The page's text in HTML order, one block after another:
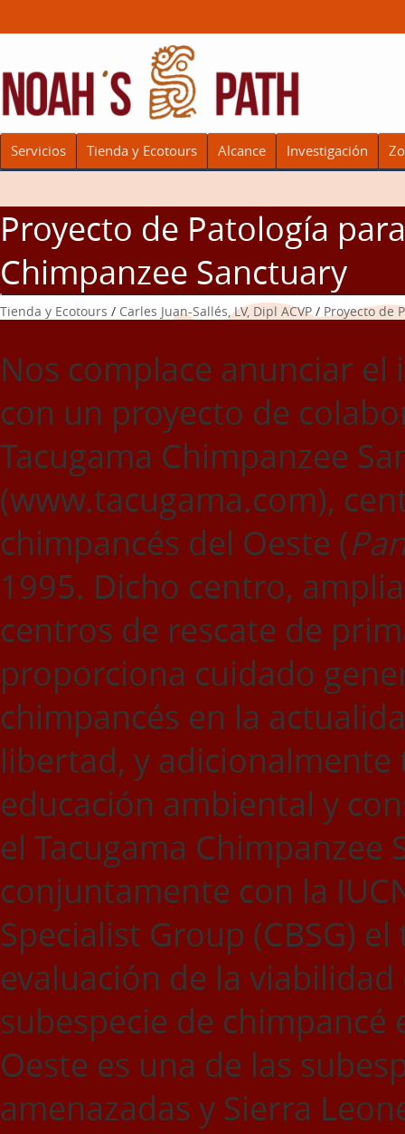
Servicios Tienda y Ecotours Alcance Investigación
Proyecto de Patología
Chimpanzee Sanctuary
Tienda y Ecotours / Carles Juan-Sallés, LV, Dipl ACVP/ Proyecto de
Nos complace anunciar
con un proyecto de
Tacugama Chimpanzee
(www.tacugama.com),
chimpancés del Oeste (
1995. Dicho centro,
centros de rescate de
proporciona cuidado
chimpancés en la
libertad, y
educación ambiental y
el Tacugama Chimpanzee
conjuntamente con la
Specialist Group (CBSG)
evaluación de la
subespecie de chimpancé
Oeste es una de las
amenazadas y Sierra